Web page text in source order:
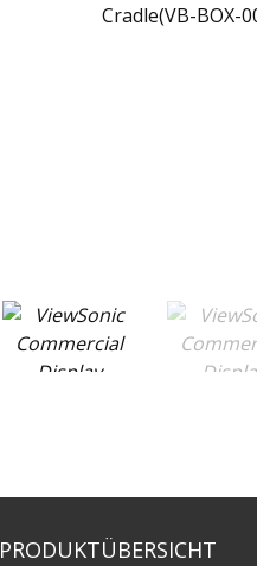
PRODUKTÜBERSICHT